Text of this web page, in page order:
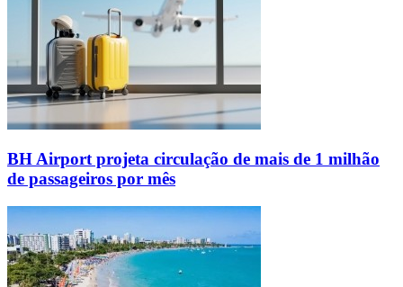
BH Airport projeta circulação de mais de 1 milhão
de passageiros por mês